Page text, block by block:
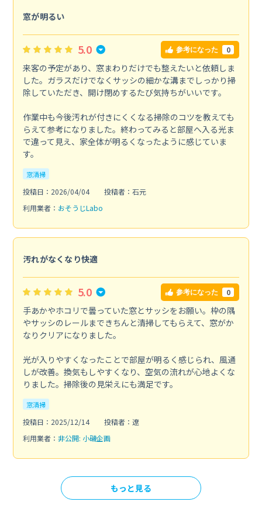
窓が明るい
5.0 参考になった 0
来客の予定があり、窓まわりだけでも整えたいと依頼しま
した。ガラスだけでなくサッシの細かな溝までしっかり掃
除していただき、開け閉めするたび気持ちがいいです。
作業中も今後汚れが付きにくくなる掃除のコツを教えても
らえて参考になりました。終わってみると部屋へ入る光ま
で違って見え、家全体が明るくなったように感じていま
す。
窓清掃
投稿日：2026/04/04
投稿者：石元
利用業者： おそうじLabo
汚れがなくなり快適
5.0 参考になった 0
手あかやホコリで曇っていた窓とサッシをお願い。枠の隅
やサッシのレールまできちんと清掃してもらえて、窓がか
なりクリアになりました。
光が入りやすくなったことで部屋が明るく感じられ、風通
しが改善。換気もしやすくなり、空気の流れが心地よくな
りました。掃除後の見栄えにも満足です。
窓清掃
投稿日：2025/12/14
投稿者：遼
利用業者： 非公開: 小磯企画
もっと見る